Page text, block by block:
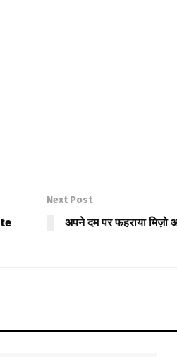
Next Post
अपने दम पर फहराया मिज़ो